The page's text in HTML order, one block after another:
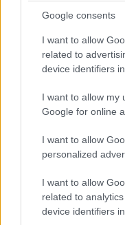
Google consents
I want to allow
related to
device identifiers
I want to allow my
Google for online
I want to allow
personalized
I want to allow
related to
device identifiers